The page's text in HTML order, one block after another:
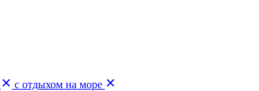
с отдыхом на море